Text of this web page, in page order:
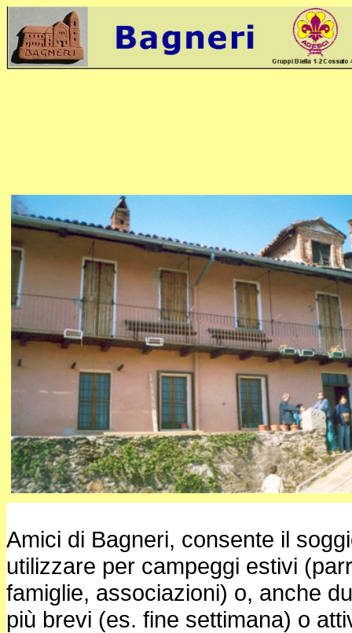
Amici di Bagneri, consente il
utilizzare per campeggi estivi
famiglie, associazioni) o, anche
più brevi (es. fine settimana) o